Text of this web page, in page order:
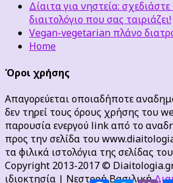
Δίαιτα για νηστεία:
διαιτολόγιο που σας ταιριάζει!
Vegan-vegetarian πλάνο
Home
Όροι χρήσης
Απαγορεύεται οποιαδήποτε
δεν τηρεί τους όρους χρήσης του
παρουσία ενεργού link από το
προς την σελίδα του
τα φιλικά ιστολόγια της σελίδας
Copyright 2013-2017 ©
ιδιοκτησία | Νεστορή Βασιλική